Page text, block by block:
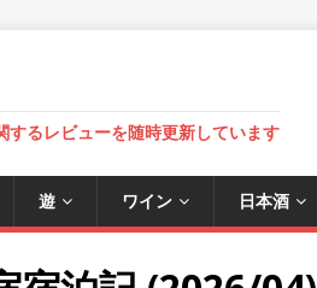
するレビューを随時更新しています
遊 ワイン 日本酒